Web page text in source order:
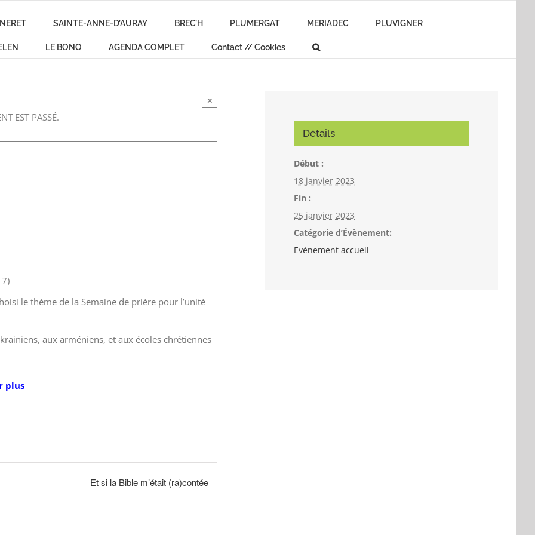
SAINTE-ANNE-D’AURAY BREC’H PLUMERGAT MERIADEC PLUVIGNER
LE BONO AGENDA COMPLET Contact // Cookies
EST PASSÉ.
×
le thème de la Semaine de prière pour l’unité
aux arméniens, et aux écoles chrétiennes
plus
Et si la Bible m’était (ra)contée
Détails
Début :
18 janvier 2023
Fin :
25 janvier 2023
Catégorie d’Évènement:
Evénement accueil